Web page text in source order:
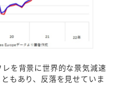
を背景に世界的な景気減速
もあり、反落を見せていま